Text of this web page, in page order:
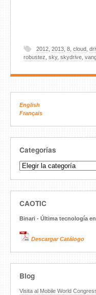
2012 2013 8 cloud
robustez sky, skydrive
English
Français
Categorías
Categorías
CAOTIC
Binari - Última tecnología
Descargar Catálogo
Blog
Visita al Mobile World